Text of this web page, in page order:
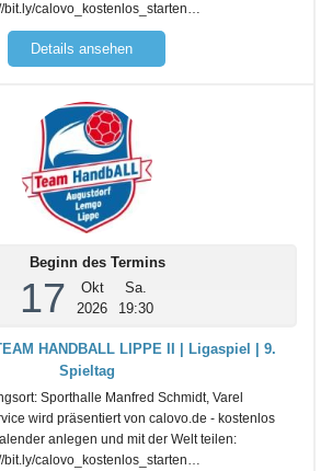
bit.ly/calovo_kostenlos_starten…
Details ansehen
Beginn des Termins
17
Okt
2026
Sa.
19:30
HANDBALL LIPPE II | Ligaspiel | 9.
Spieltag
Sporthalle Manfred Schmidt, Varel
wird präsentiert von calovo.de - kostenlos
anlegen und mit der Welt teilen:
bit.ly/calovo_kostenlos_starten…